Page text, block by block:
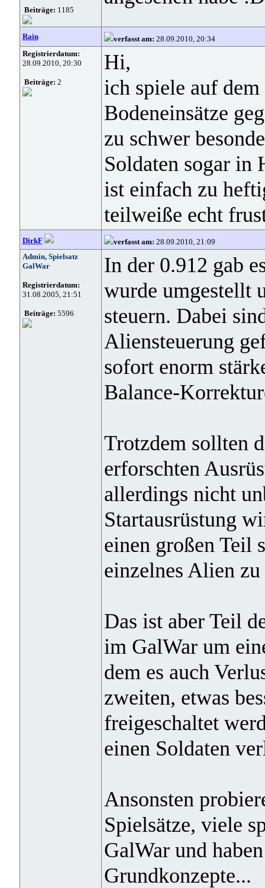
Beiträge: 1185
Rain verfasst am: 28.09.2010, 20:34
Registrierdatum:
28.09.2010, 20:30
Beiträge: 2
Hi,
ich spiele auf
Bodeneinsätze
zu schwer
Soldaten sogar in
ist einfach zu
teilweiße echt
DirkF verfasst am: 28.09.2010, 21:09
Admin, Spielsatz
GalWar
Registrierdatum:
31.08.2005, 21:51
Beiträge: 5596
In der 0.912 gab
wurde umgestellt
steuern. Dabei
Aliensteuerung
sofort enorm
Balance-
Trotzdem sollten
erforschten
allerdings nicht
Startausrüstung
einen großen Teil
einzelnes Alien
Das ist aber Teil
im GalWar um
dem es auch
zweiten, etwas
freigeschaltet
einen Soldaten
Ansonsten
Spielsätze, viele
GalWar und
Grundkonzepte...